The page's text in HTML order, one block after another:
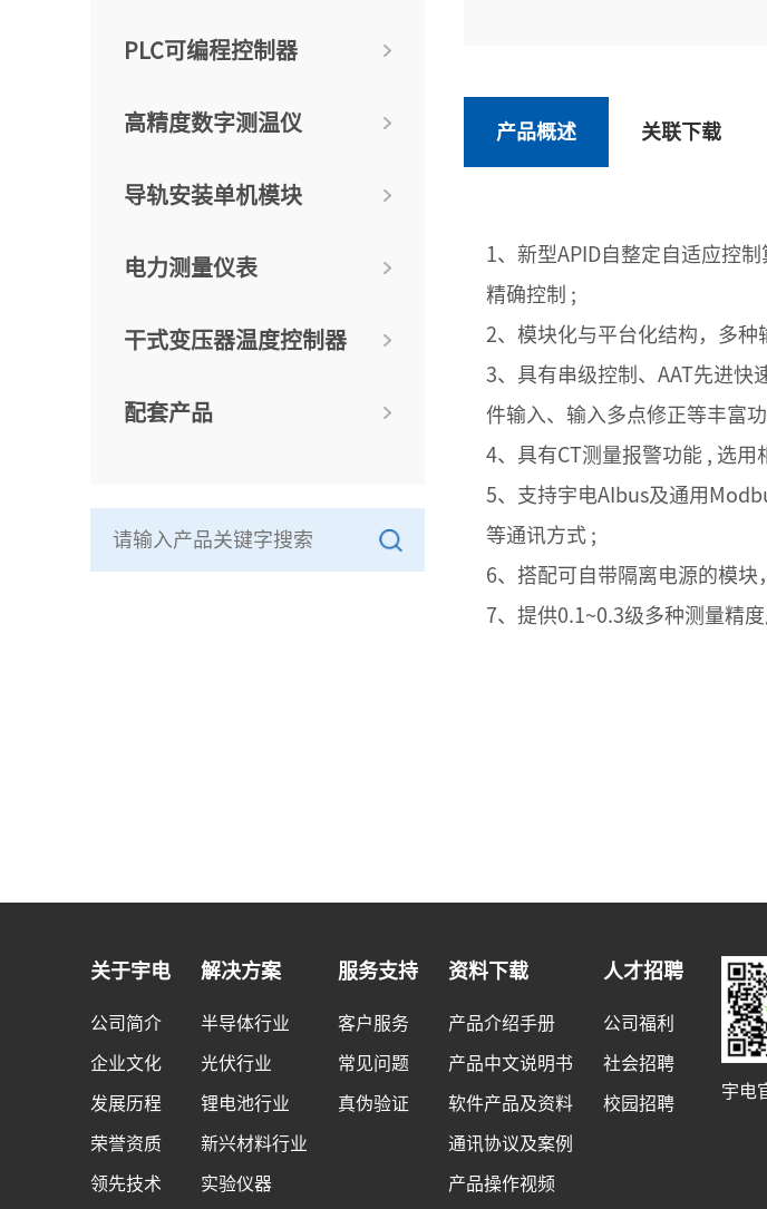
PLC可编程控制器
高精度数字测温仪
导轨安装单机模块
电力测量仪表
干式变压器温度控制器
配套产品
产品概述 关联下载
1、新型APID自整定自适应控
精确控制 ;
2、模块化与平台化结构，多
3、具有串级控制、AAT先进快
件输入、输入多点修正等丰富
4、具有CT测量报警功能 , 选
5、支持宇电AIbus及通用
等通讯方式 ;
6、搭配可自带隔离电源的模
7、提供0.1~0.3级多种测量精度
关于宇电
公司简介
企业文化
发展历程
荣誉资质
领先技术
解决方案
半导体行业
光伏行业
锂电池行业
新兴材料行业
实验仪器
服务支持
客户服务
常见问题
真伪验证
资料下载
产品介绍手册
产品中文说明书
软件产品及资料
通讯协议及案例
产品操作视频
人才招聘
公司福利
社会招聘
校园招聘
宇电